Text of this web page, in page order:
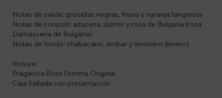
Notas de salida: grosellas negras, fresia y naranja tangerina
Notas de corazón: azucena, jazmín y rosa de Bulgaria (rosa
Damascena de Bulgaria)
Notas de fondo: chabacano, ámbar y limonero (limero)
Incluye:
Fragancia Boss Femme Original
Caja Sellada con presentación